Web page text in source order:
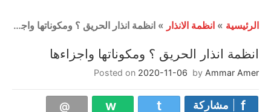
الرئيسية » انظمة الانذار » انظمة انذار الحريق ؟ ومكوناتها واجزاءها
انظمة انذار الحريق ؟ ومكوناتها واجزاءها
Posted on 2020-11-06 by Ammar Amer
مشاركة